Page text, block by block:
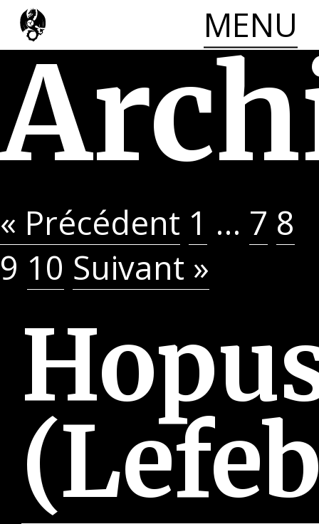
LE CADRE
ACCÈS
CONTACT
Aller
au
contenu
MENU
« Précédent 1 … 7 8
9 10 Suivant »